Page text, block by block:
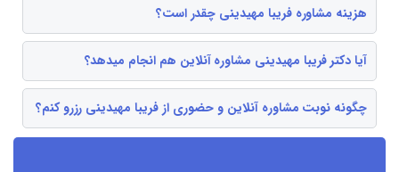
هزینه مشاوره فریبا مهیدینی چقدر است؟
آیا دکتر فریبا مهیدینی مشاوره آنلاین هم انجام میدهد؟
چگونه نوبت مشاوره آنلاین و حضوری از فریبا مهیدینی رزرو کنم؟